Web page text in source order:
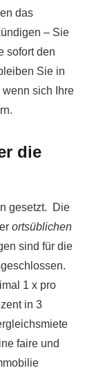
das
– Sie
sofort den
Sie in
wenn sich Ihre
die
gesetzt. Die
ortsüblichen
sind für die
1 x pro
in 3
faire und